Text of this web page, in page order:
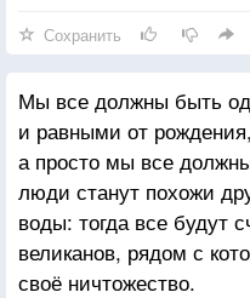
Сохранить
Мы все должны быть
и равными от
а просто мы все
люди станут похожи
воды: тогда все будут
великанов, рядом с
своё ничтожество.